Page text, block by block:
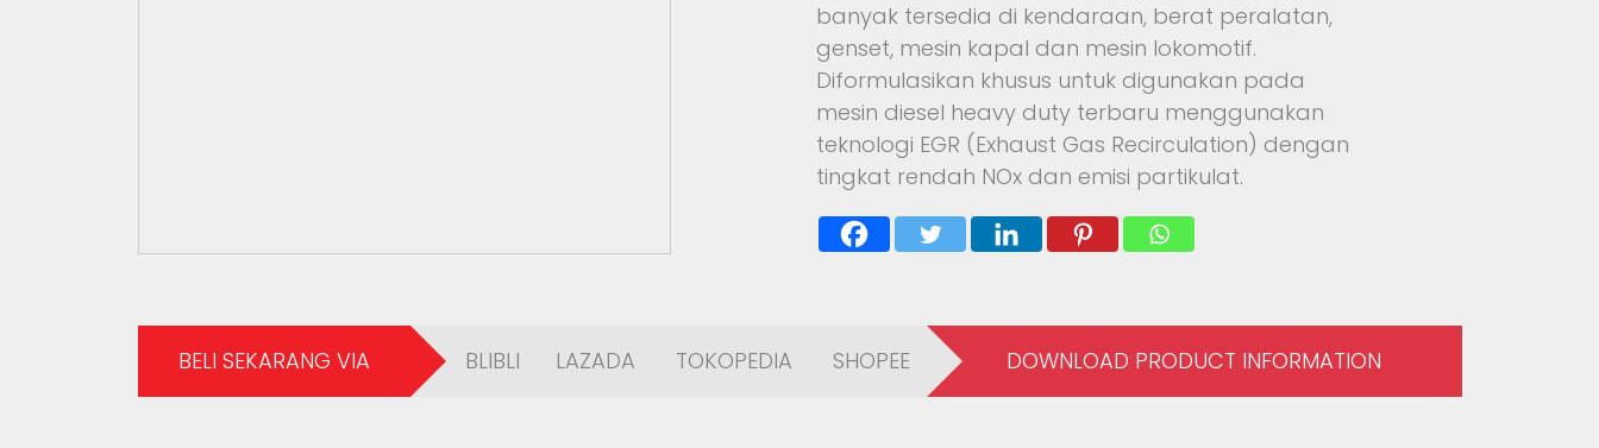
banyak tersedia di kendaraan, berat peralatan,
genset, mesin kapal dan mesin lokomotif.
Diformulasikan khusus untuk digunakan pada
mesin diesel heavy duty terbaru menggunakan
teknologi EGR (Exhaust Gas Recirculation) dengan
tingkat rendah NOx dan emisi partikulat.
BELI SEKARANG VIA BLIBLI LAZADA TOKOPEDIA SHOPEE DOWNLOAD PRODUCT INFORMATION